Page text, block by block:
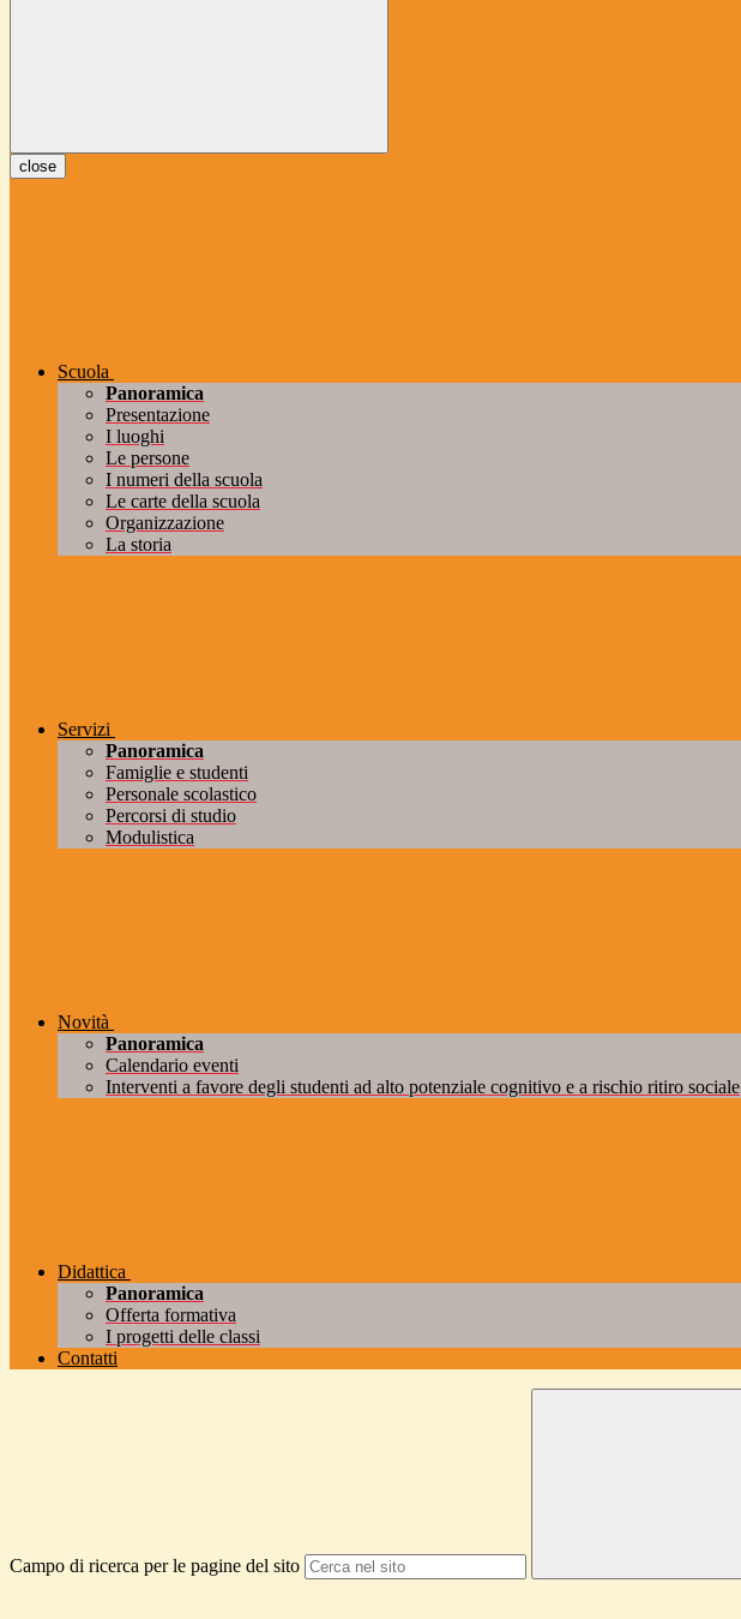
close
Scuola
Panoramica
Presentazione
I luoghi
Le persone
I numeri della scuola
Le carte della scuola
Organizzazione
La storia
Servizi
Panoramica
Famiglie e studenti
Personale scolastico
Percorsi di studio
Modulistica
Novità
Panoramica
Calendario eventi
Interventi a favore degli studenti ad alto potenziale cognitivo e a rischio ritiro sociale
Didattica
Panoramica
Offerta formativa
I progetti delle classi
Contatti
Campo di ricerca per le pagine del sito